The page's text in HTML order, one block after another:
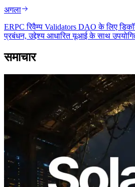
अगला
ERPC रिवैम्प Validators DAO के लिए
प्रबंधन, उद्देश्य आधारित यूआई के साथ
समाचार